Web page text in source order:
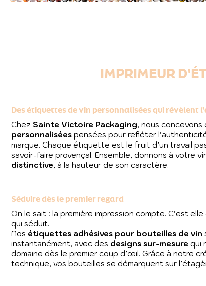
IMPRIMEUR
Des étiquettes de vin personnalisées qui révèlent
Chez Sainte Victoire Packaging, nous concevons
personnalisées pensées pour refléter
marque. Chaque étiquette est le fruit d’un travail
savoir-faire provençal. Ensemble, donnons à votre
distinctive, à la hauteur de son caractère.
Séduire dès le premier regard
On le sait : la première impression compte. C’est
qui séduit.
Nos étiquettes adhésives pour bouteilles de vin
instantanément, avec des designs sur-mesure qui
domaine dès le premier coup d’œil. Grâce à notre
technique, vos bouteilles se démarquent sur